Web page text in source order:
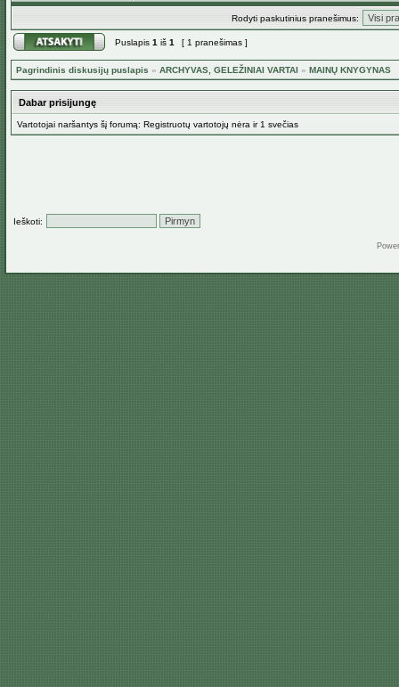
Rodyti paskutinius pranešimus:
Puslapis 1 iš 1 [ 1 pranešimas ]
Pagrindinis diskusijų puslapis » ARCHYVAS, GELEŽINIAI VARTAI » MAINŲ KNYGYNAS
Dabar prisijungę
Vartotojai naršantys šį forumą: Registruotų vartotojų nėra ir 1 svečias
Ieškoti: